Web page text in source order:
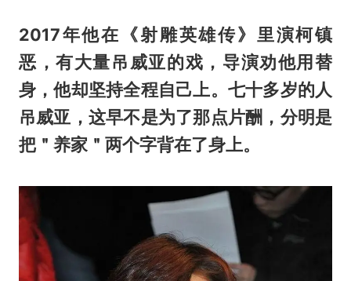
2017年他在《射雕英雄传》里演柯镇
恶，有大量吊威亚的戏，导演劝他用替
身，他却坚持全程自己上。七十多岁的人
吊威亚，这早不是为了那点片酬，分明是
把＂养家＂两个字背在了身上。